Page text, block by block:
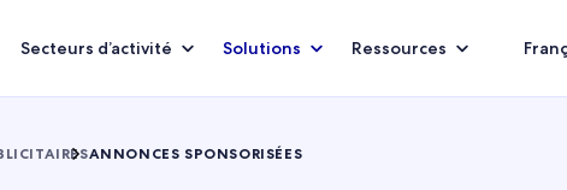
Secteurs d’activité Solutions Ressources
ANNONCES SPONSORISÉES